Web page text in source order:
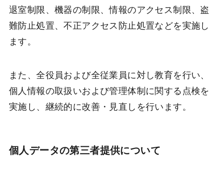
退室制限、機器の制限、情報のアクセス制限、盗
難防止処置、不正アクセス防止処置などを実施し
ます。
また、全役員および全従業員に対し教育を行い、
個人情報の取扱いおよび管理体制に関する点検を
実施し、継続的に改善・見直しを行います。
個人データの第三者提供について